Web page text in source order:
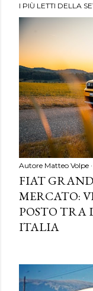
I PIÙ LETTI DELLA
Autore Matteo Volpe
FIAT
MERCATO:
POSTO TRA
ITALIA